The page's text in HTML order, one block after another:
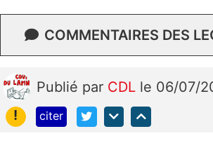
COMMENTAIRES DES
Publié par CDL le 06/07/
!
citer